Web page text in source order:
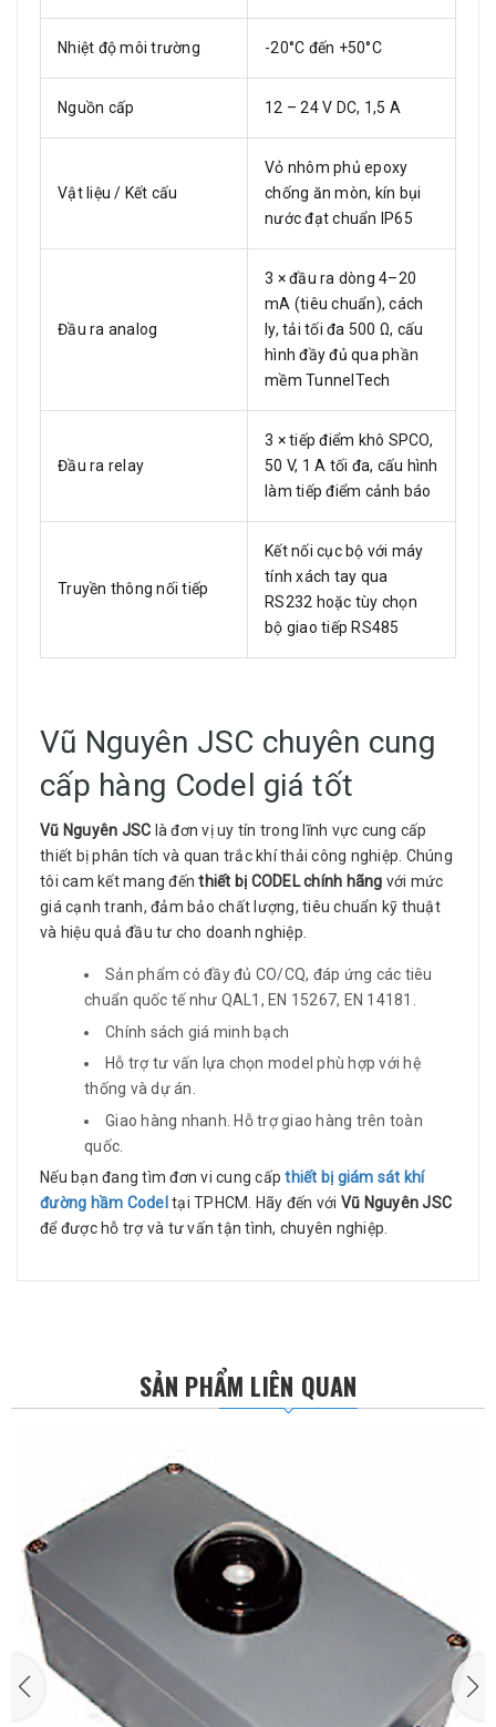
Nhiệt độ môi trường -20°C đến +50°C
Nguồn cấp 12 – 24 V DC, 1,5 A
Vật liệu / Kết cấu
Vỏ nhôm phủ epoxy
chống ăn mòn, kín bụi
nước đạt chuẩn IP65
Đầu ra analog
3 × đầu ra dòng 4–20
mA (tiêu chuẩn), cách
ly, tải tối đa 500 Ω, cấu
hình đầy đủ qua phần
mềm TunnelTech
Đầu ra relay
3 × tiếp điểm khô SPCO,
50 V, 1 A tối đa, cấu hình
làm tiếp điểm cảnh báo
Truyền thông nối tiếp
Kết nối cục bộ với máy
tính xách tay qua
RS232 hoặc tùy chọn
bộ giao tiếp RS485
Vũ Nguyên JSC chuyên cung
cấp hàng Codel giá tốt
Vũ Nguyên JSC là đơn vị uy tín trong lĩnh vực cung cấp
thiết bị phân tích và quan trắc khí thải công nghiệp. Chúng
tôi cam kết mang đếnthiết bị CODEL chính hãng với mức
giá cạnh tranh, đảm bảo chất lượng, tiêu chuẩn kỹ thuật
và hiệu quả đầu tư cho doanh nghiệp.
Sản phẩm có đầy đủ CO/CQ, đáp ứng các tiêu
chuẩn quốc tế như QAL1, EN 15267, EN 14181.
Chính sách giá minh bạch
Hỗ trợ tư vấn lựa chọn model phù hợp với hệ
thống và dự án.
Giao hàng nhanh. Hỗ trợ giao hàng trên toàn
quốc.
Nếu bạn đang tìm đơn vi cung cấpthiết bị giám sát khí
đường hầm Codel tại TPHCM. Hãy đến với Vũ Nguyên JSC
để được hỗ trợ và tư vấn tận tình, chuyên nghiệp.
SẢN PHẨM LIÊN QUAN